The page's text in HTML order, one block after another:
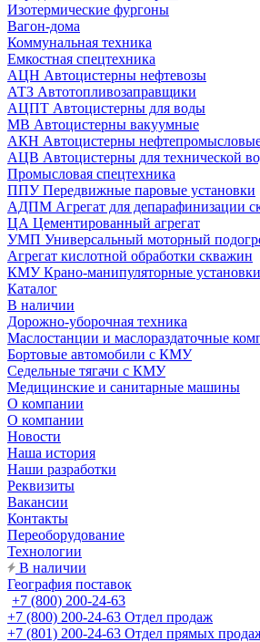
Изотермические фургоны
Вагон-дома
Коммунальная техника
Емкостная спецтехника
АЦН Автоцистерны нефтевозы
АТЗ Автотопливозаправщики
АЦПТ Автоцистерны для воды
МВ Автоцистерны вакуумные
АКН Автоцистерны
АЦВ Автоцистерны для технической
Промысловая спецтехника
ППУ Передвижные паровые установки
АДПМ Агрегат для депарафинизации
ЦА Цементированный агрегат
УМП Универсальный моторный
Агрегат кислотной обработки скважин
КМУ Крано-манипуляторные установки
Каталог
В наличии
Дорожно-уборочная техника
Маслостанции и маслораздаточные
Бортовые автомобили с КМУ
Седельные тягачи с КМУ
Медицинские и санитарные машины
О компании
О компании
Новости
Наша история
Наши разработки
Реквизиты
Вакансии
Контакты
Переоборудование
Технологии
В наличии
География поставок
+7 (800) 200-24-63
+7 (800) 200-24-63 Отдел продаж
+7 (801) 200-24-63 Отдел прямых